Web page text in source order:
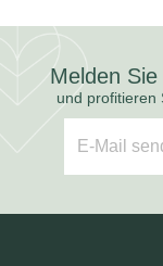
Melden
und profitieren